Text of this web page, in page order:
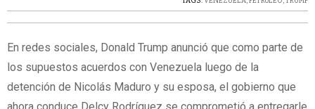
En redes sociales, Donald Trump anunció que como parte de
los supuestos acuerdos con Venezuela luego de la
detención de Nicolás Maduro y su esposa, el gobierno que